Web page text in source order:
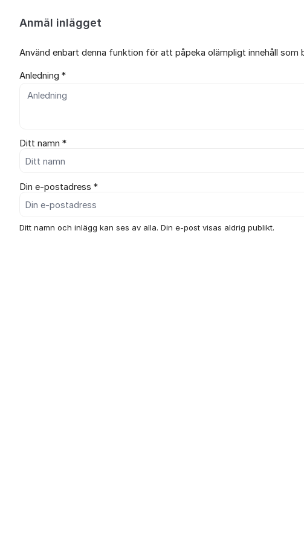
Anmäl inlägget
Använd enbart denna funktion för att påpeka olämpligt innehåll
Anledning *
Ditt namn *
Din e-postadress *
Ditt namn och inlägg kan ses av alla. Din e-post visas aldrig publikt.